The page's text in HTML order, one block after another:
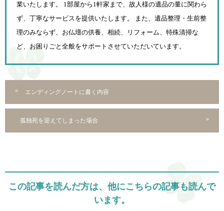
業いたします。 1部屋から1軒家まで、故人様の遺品の量に関わら
ず、 丁寧なサービスを提供いたします。 また、遺品整理・生前整
理のみならず、お仏壇の供養、相続、
リフォーム、特殊清掃な
ど、お困りごと全般をサポートさせていただいています。
エンディングノートに書く内容
孤独死を迎えてしまった場合
この記事を読んだ方は、他にこちらの記事も読んで
います。